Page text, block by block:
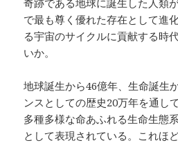
で最も尊く優れた存在として進
る宇宙のサイクルに貢献する時
いか。
地球誕生から46億年、生命誕生
ンスとしての歴史20万年を通し
多種多様な命あふれる生命生態
として表現されている。これほ